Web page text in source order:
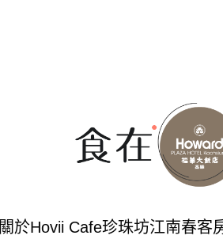
關於Hovii Cafe珍珠坊江南春客